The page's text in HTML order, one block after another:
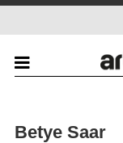
Betye Saar